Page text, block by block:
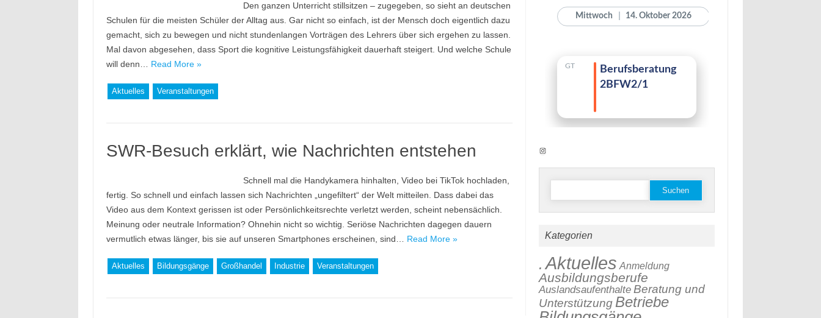
Den ganzen Unterricht stillsitzen – zugegeben, so sieht an deutschen
Schulen für die meisten Schüler der Alltag aus. Gar nicht so einfach, ist der Mensch doch eigentlich dazu
gemacht, sich zu bewegen und nicht stundenlangen Vorträgen des Lehrers über sich ergehen zu lassen.
Mal davon abgesehen, dass Sport die kognitive Leistungsfähigkeit dauerhaft steigert. Und welche Schule
will denn… Read More »
Aktuelles Veranstaltungen
SWR-Besuch erklärt, wie Nachrichten entstehen
Schnell mal die Handykamera hinhalten, Video bei TikTok hochladen,
fertig. So schnell und einfach lassen sich Nachrichten „ungefiltert“ der Welt mitteilen. Dass dabei das
Video aus dem Kontext gerissen ist oder Persönlichkeitsrechte verletzt werden, scheint nebensächlich.
Meinung oder neutrale Information? Ohnehin nicht so wichtig. Seriöse Nachrichten dagegen dauern
vermutlich etwas länger, bis sie auf unseren Smartphones erscheinen, sind… Read More »
Aktuelles Bildungsgänge Großhandel Industrie Veranstaltungen
Instagram
Suchen
Kategorien
. Aktuelles Anmeldung
Ausbildungsberufe
Auslandsaufenthalte Beratung und
Unterstützung Betriebe